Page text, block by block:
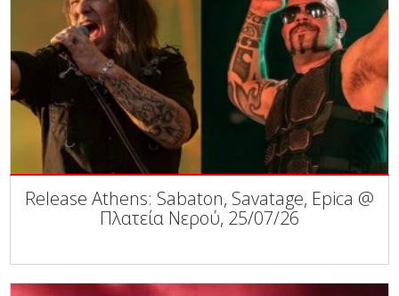
Release Athens: Sabaton, Savatage, Epica @
Πλατεία Νερού, 25/07/26